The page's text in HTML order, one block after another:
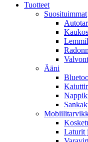
Tuotteet
Suosituimmat
Ääni
Laturit